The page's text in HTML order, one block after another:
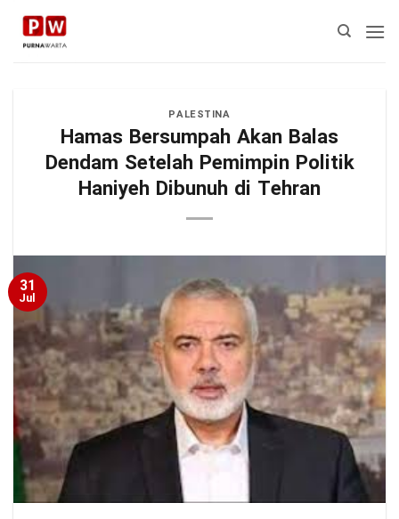
Skip
content
PALESTINA
Hamas Bersumpah Akan Balas
Dendam Setelah Pemimpin Politik
Haniyeh Dibunuh di Tehran
31
Jul